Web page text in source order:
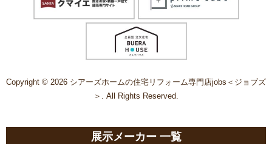
Copyright © 2026 シアーズホームの住宅リフォーム専門店jobs＜ジョブズ
＞. All Rights Reserved.
展示メーカー 一覧